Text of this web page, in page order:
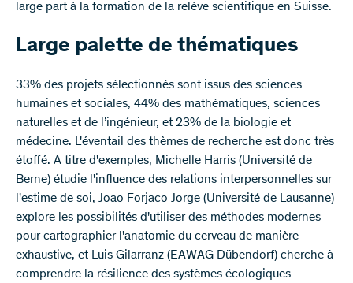
large part à la formation de la relève scientifique en Suisse.
Large palette de thématiques
33% des projets sélectionnés sont issus des sciences
humaines et sociales, 44% des mathématiques, sciences
naturelles et de l’ingénieur, et 23% de la biologie et
médecine. L'éventail des thèmes de recherche est donc très
étoffé. A titre d'exemples, Michelle Harris (Université de
Berne) étudie l'influence des relations interpersonnelles sur
l'estime de soi, Joao Forjaco Jorge (Université de Lausanne)
explore les possibilités d'utiliser des méthodes modernes
pour cartographier l'anatomie du cerveau de manière
exhaustive, et Luis Gilarranz (EAWAG Dübendorf) cherche à
comprendre la résilience des systèmes écologiques